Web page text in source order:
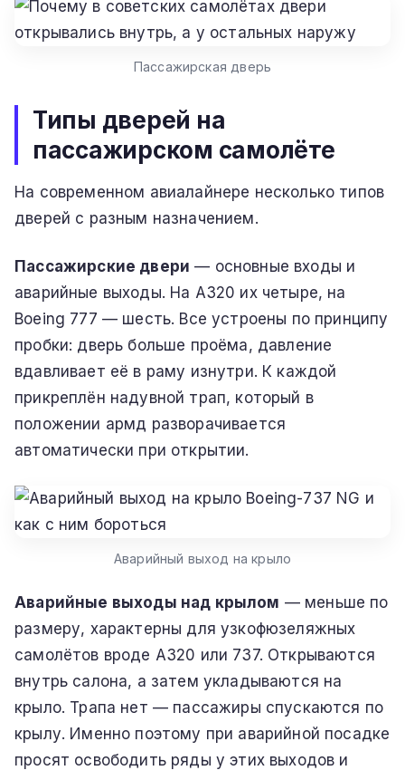
Пассажирская дверь
Типы дверей на
пассажирском самолёте
На современном авиалайнере несколько типов
дверей с разным назначением.
Пассажирские двери — основные входы и
аварийные выходы. На A320 их четыре, на
Boeing 777 — шесть. Все устроены по принципу
пробки: дверь больше проёма, давление
вдавливает её в раму изнутри. К каждой
прикреплён надувной трап, который в
положении армд разворачивается
автоматически при открытии.
Аварийный выход на крыло
Аварийные выходы над крылом — меньше по
размеру, характерны для узкофюзеляжных
самолётов вроде A320 или 737. Открываются
внутрь салона, а затем укладываются на
крыло. Трапа нет — пассажиры спускаются по
крылу. Именно поэтому при аварийной посадке
просят освободить ряды у этих выходов и